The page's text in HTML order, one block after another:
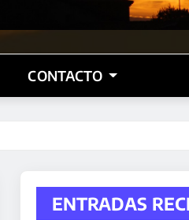
CONTACTO
ENTRADAS